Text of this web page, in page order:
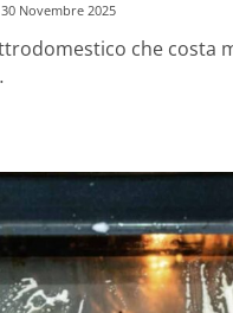
30 Novembre 2025
che costa